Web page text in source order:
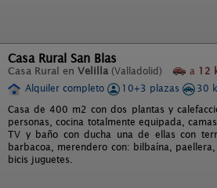
Casa Rural San Blas
Casa Rural en Velilla (Valladolid) a 12
Alquiler completo
10+3 plazas
30
Casa de 400 m2 con dos plantas y
personas, cocina totalmente equipada,
TV y baño con ducha una de ellas con
barbacoa, merendero con: bilbaína,
bicis juguetes.